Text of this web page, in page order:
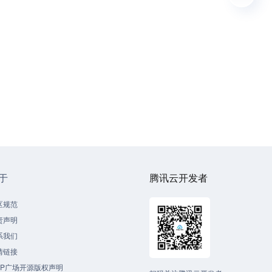
规范
声明
我们
链接
广场开源版权声明
腾讯云开发者